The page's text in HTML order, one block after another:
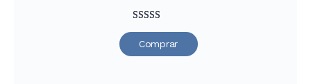
Valorado
con4.79de
39
Comprar